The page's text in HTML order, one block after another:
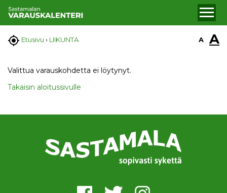
 Etusivu › LIIKUNTA A A
Valittua varauskohdetta ei löytynyt.
Takaisin aloitussivulle